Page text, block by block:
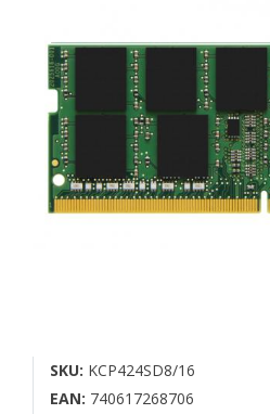
SKU: KCP424SD8/16
EAN: 740617268706